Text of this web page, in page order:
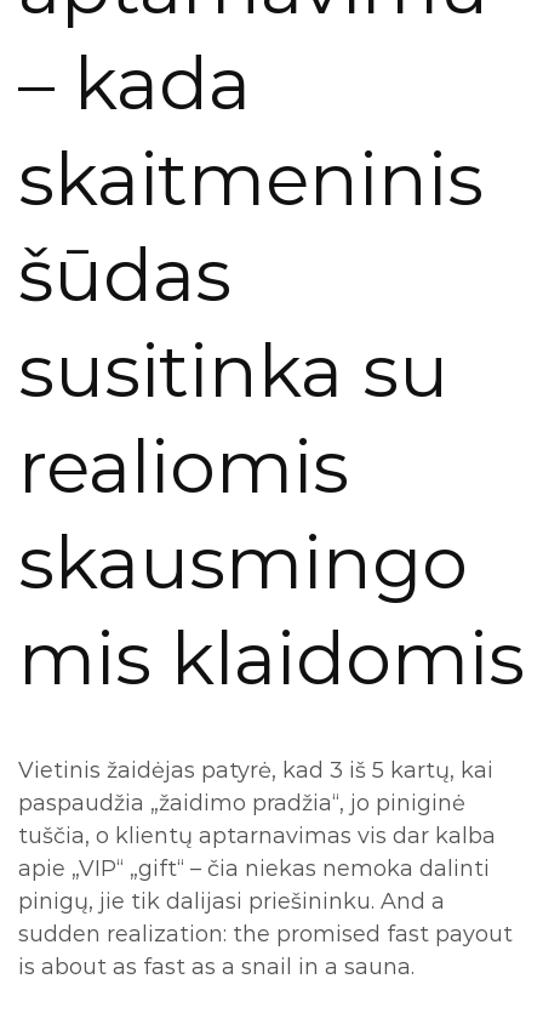
– kada
skaitmeninis
šūdas
susitinka su
realiomis
skausmingo
mis klaidomis
Vietinis žaidėjas patyrė, kad 3 iš 5 kartų, kai
paspaudžia „žaidimo pradžia“, jo piniginė
tuščia, o klientų aptarnavimas vis dar kalba
apie „VIP“ „gift“ – čia niekas nemoka dalinti
pinigų, jie tik dalijasi priešininku. And a
sudden realization: the promised fast payout
is about as fast as a snail in a sauna.